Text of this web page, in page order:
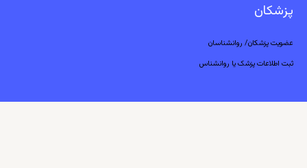
پزشکان
عضویت پزشکان/ روانشناسان
ثبت اطلاعات پزشک یا روانشناس